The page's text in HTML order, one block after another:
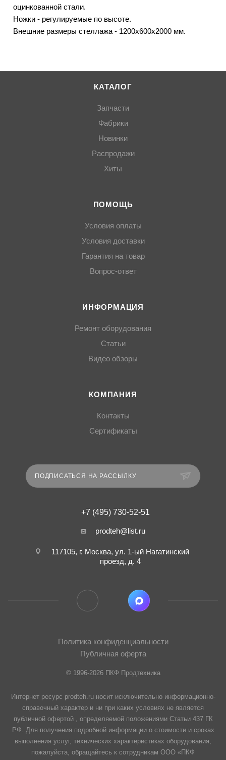
оцинкованной стали.
Ножки - регулируемые по высоте.
Внешние размеры стеллажа - 1200х600х2000 мм.
КАТАЛОГ
Запчасти
Фабрики
Новинки
Распродажи
Хиты
ПОМОЩЬ
Условия оплаты
Условия доставки
Гарантия на товар
Вопрос-ответ
ИНФОРМАЦИЯ
Ремонт оборудования
Статьи
Видео обзоры
КОМПАНИЯ
Контакты
Сертификаты
ПОДПИСАТЬСЯ НА РАССЫЛКУ
+7 (495) 730-52-51
prodteh@list.ru
117105, г. Москва, ул. 1-ый Нагатинский
проезд, д. 4
Политика конфиденциальности
Публичная оферта
© 1996-2026 ПКФ Продтехника
Интернет ресурс prodteh.ru носит исключительно информационно-
справочный характер и ни при каких условиях не является
публичной офертой , определяемой положениями Статьи 437 ГК
РФ. Для получения подробной информации о стоимости и сроках
выполнения услуг, технических характеристиках оборудования,
пожалуйста, обращайтесь к сотрудникам ООО «ПКФ